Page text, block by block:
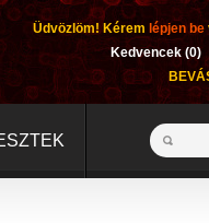
Üdvözlöm! Kérem lépjen be
Kedvencek (0)